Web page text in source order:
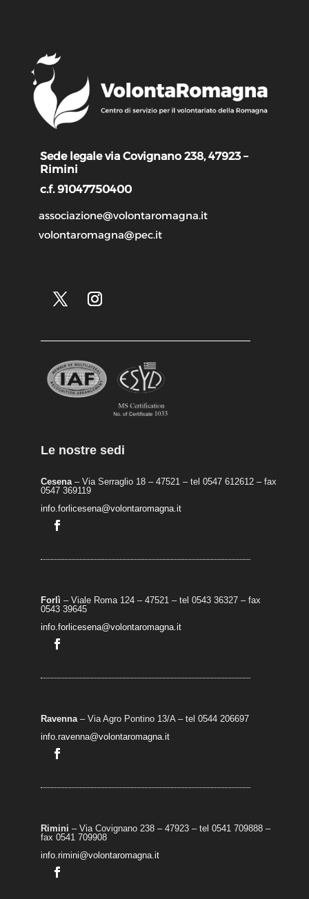
Sede legale via Covignano 238, 47923 –
Rimini
c.f. 91047750400
associazione@volontaromagna.it
volontaromagna@pec.it
Le nostre sedi
Cesena– Via Serraglio 18 – 47521 – tel 0547 612612 – fax
0547 369119
info.forlicesena@volontaromagna.it
Forlì – Viale Roma 124 – 47521 – tel 0543 36327 – fax
0543 39645
info.forlicesena@volontaromagna.it
Ravenna– Via Agro Pontino 13/A– tel 0544 206697
info.ravenna@volontaromagna.it
Rimini – Via Covignano 238 – 47923 – tel 0541 709888 –
fax 0541 709908
info.rimini@volontaromagna.it